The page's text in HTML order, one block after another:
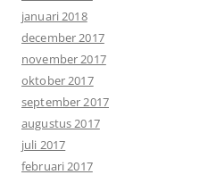
januari 2018
december 2017
november 2017
oktober 2017
september 2017
augustus 2017
juli 2017
februari 2017